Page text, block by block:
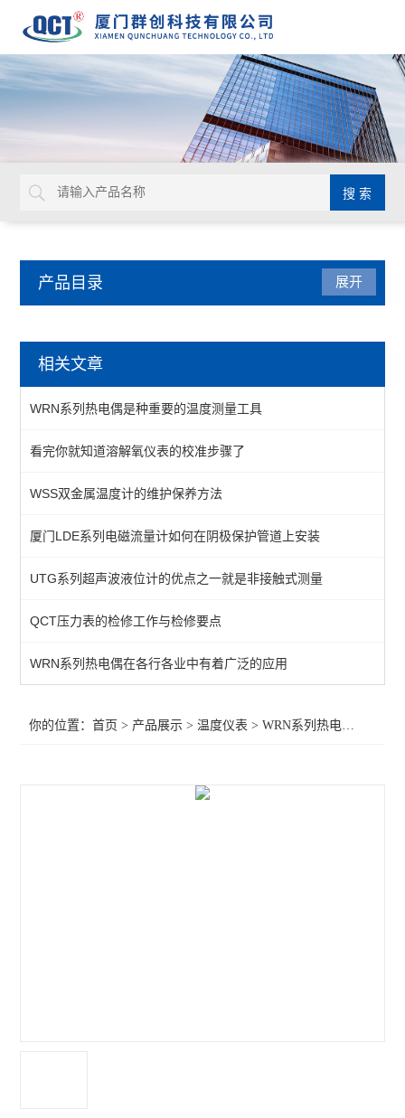
产品目录
温湿度传感器
智能温控仪
WSS双金属温度计
SBW系列温度变送器
WRN系列热电偶
WZP系列热电阻
查看全部 >>
展开
相关文章
WRN系列热电偶是种重要的温度测量工具
看完你就知道溶解氧仪表的校准步骤了
WSS双金属温度计的维护保养方法
厦门LDE系列电磁流量计如何在阴极保护管道上安装
UTG系列超声波液位计的优点之一就是非接触式测量
QCT压力表的检修工作与检修要点
WRN系列热电偶在各行各业中有着广泛的应用
你的位置：首页 > 产品展示 >温度仪表 >WRN系列热电偶